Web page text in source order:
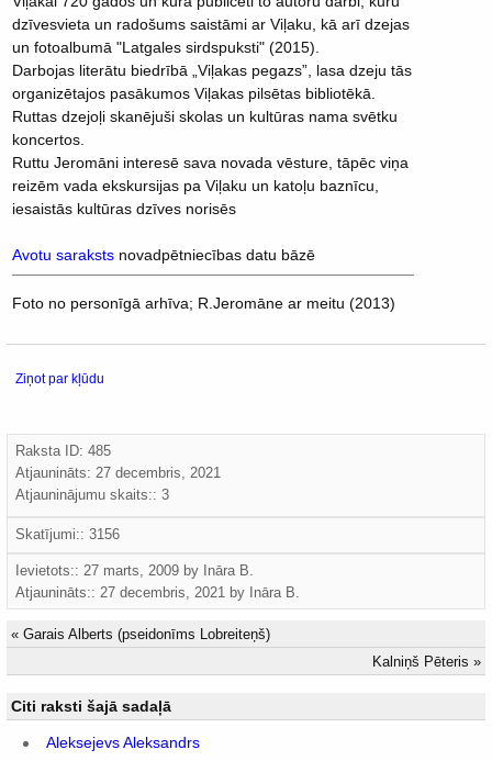
dzīvesvieta un radošums saistāmi ar Viļaku, kā arī dzejas
un fotoalbumā "Latgales sirdspuksti" (2015).
Darbojas literātu biedrībā „Viļakas pegazs”, lasa dzeju tās
organizētajos pasākumos Viļakas pilsētas bibliotēkā.
Ruttas dzejoļi skanējuši skolas un kultūras nama svētku
koncertos.
Ruttu Jeromāni interesē sava novada vēsture, tāpēc viņa
reizēm vada ekskursijas pa Viļaku un katoļu baznīcu,
iesaistās kultūras dzīves norisēs
Avotu saraksts novadpētniecības datu bāzē
Foto no personīgā arhīva; R.Jeromāne ar meitu (2013)
Ziņot par kļūdu
Raksta ID: 485
Atjaunināts: 27 decembris, 2021
Atjauninājumu skaits:: 3
Skatījumi:: 3156
Ievietots:: 27 marts, 2009 by Ināra B.
Atjaunināts:: 27 decembris, 2021 by Ināra B.
« Garais Alberts (pseidonīms Lobreiteņš)
Kalniņš Pēteris »
Citi raksti šajā sadaļā
Aleksejevs Aleksandrs